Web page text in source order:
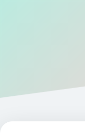
Gizlilik Politikası
Yasal Uyarı